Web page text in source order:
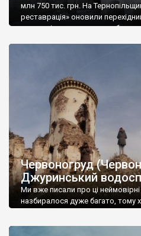
млн 750 тис. грн. На
реставрація» оновили
рову, які прилягають до
Червоногруд
Джуринський
Ми вже писали про ці неймовірні
назбиралося дуже багато, тому